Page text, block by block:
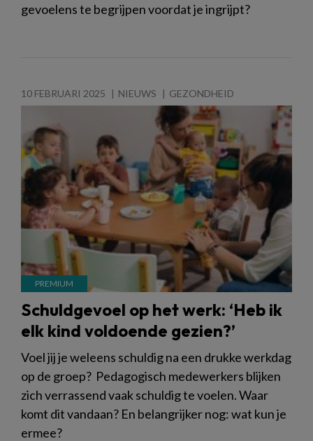
gevoelens te begrijpen voordat je ingrijpt?
10 FEBRUARI 2025 NIEUWS GEZONDHEID
Schuldgevoel op het werk: ‘Heb ik
elk kind voldoende gezien?’
Voel jij je weleens schuldig na een drukke werkdag
op de groep? Pedagogisch medewerkers blijken
zich verrassend vaak schuldig te voelen. Waar
komt dit vandaan? En belangrijker nog: wat kun je
ermee?